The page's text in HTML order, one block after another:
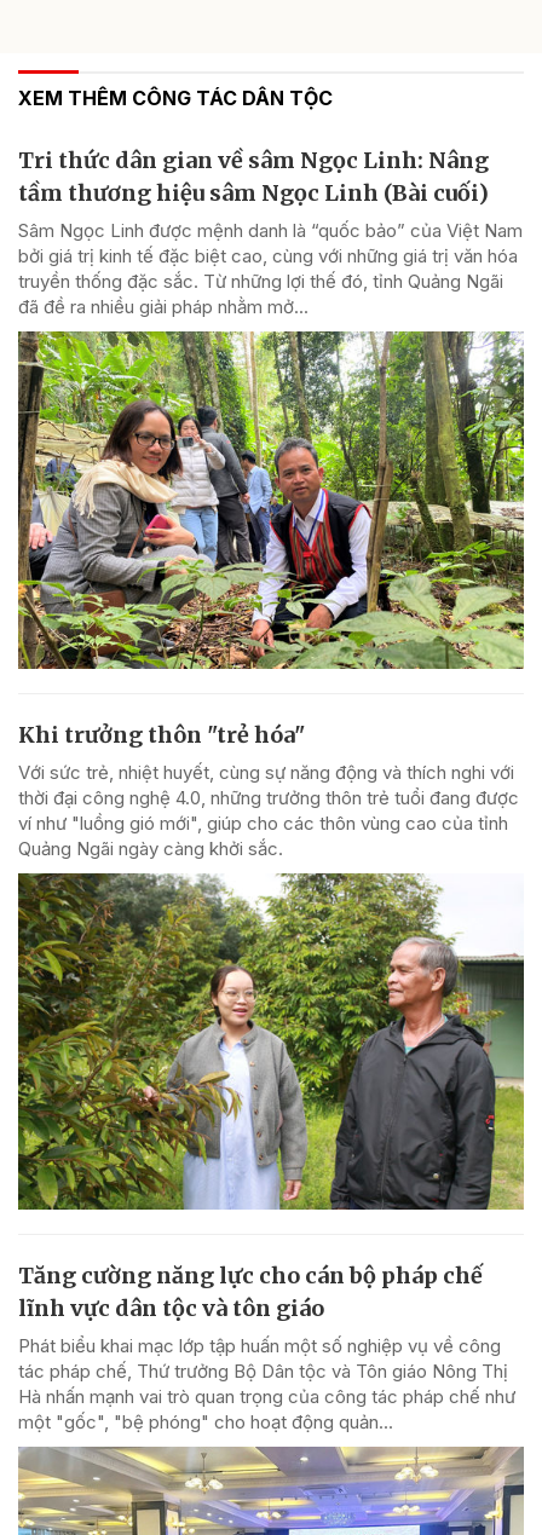
XEM THÊM CÔNG TÁC DÂN TỘC
Tri thức dân gian về sâm Ngọc Linh: Nâng
tầm thương hiệu sâm Ngọc Linh (Bài cuối)
Sâm Ngọc Linh được mệnh danh là “quốc bảo” của Việt Nam
bởi giá trị kinh tế đặc biệt cao, cùng với những giá trị văn hóa
truyền thống đặc sắc. Từ những lợi thế đó, tỉnh Quảng Ngãi
đã đề ra nhiều giải pháp nhằm mở...
Khi trưởng thôn "trẻ hóa"
Với sức trẻ, nhiệt huyết, cùng sự năng động và thích nghi với
thời đại công nghệ 4.0, những trưởng thôn trẻ tuổi đang được
ví như "luồng gió mới", giúp cho các thôn vùng cao của tỉnh
Quảng Ngãi ngày càng khởi sắc.
Tăng cường năng lực cho cán bộ pháp chế
lĩnh vực dân tộc và tôn giáo
Phát biểu khai mạc lớp tập huấn một số nghiệp vụ về công
tác pháp chế, Thứ trưởng Bộ Dân tộc và Tôn giáo Nông Thị
Hà nhấn mạnh vai trò quan trọng của công tác pháp chế như
một "gốc", "bệ phóng" cho hoạt động quản...